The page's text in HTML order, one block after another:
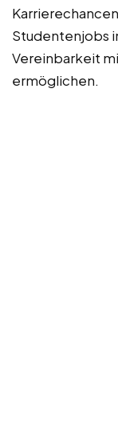
Studentenjobs
Vereinbarkeit
ermöglichen.